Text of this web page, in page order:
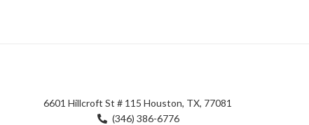
6601 Hillcroft St # 115 Houston, TX, 77081
(346) 386-6776